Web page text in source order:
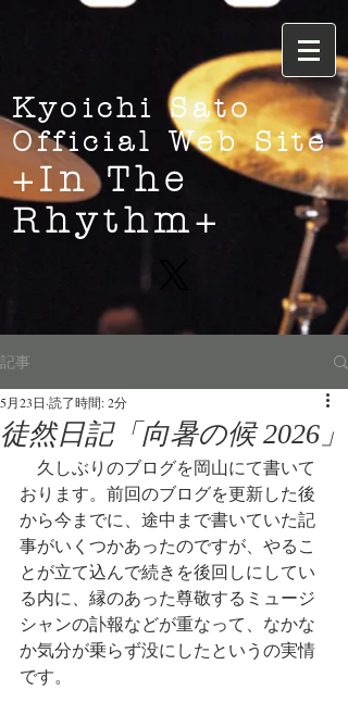
Kyoichi Sato
Official Web Site
+In The
Rhythm+
記事
徒然日記「向暑の候 2026」
5月23日 読了時間: 2分
久しぶりのブログを岡山にて書いて
おります。前回のブログを更新した後
から今までに、途中まで書いていた記
事がいくつかあったのですが、やるこ
とが立て込んで続きを後回しにしてい
る内に、縁のあった尊敬するミュージ
シャンの訃報などが重なって、なかな
か気分が乗らず没にしたというの実情
です。